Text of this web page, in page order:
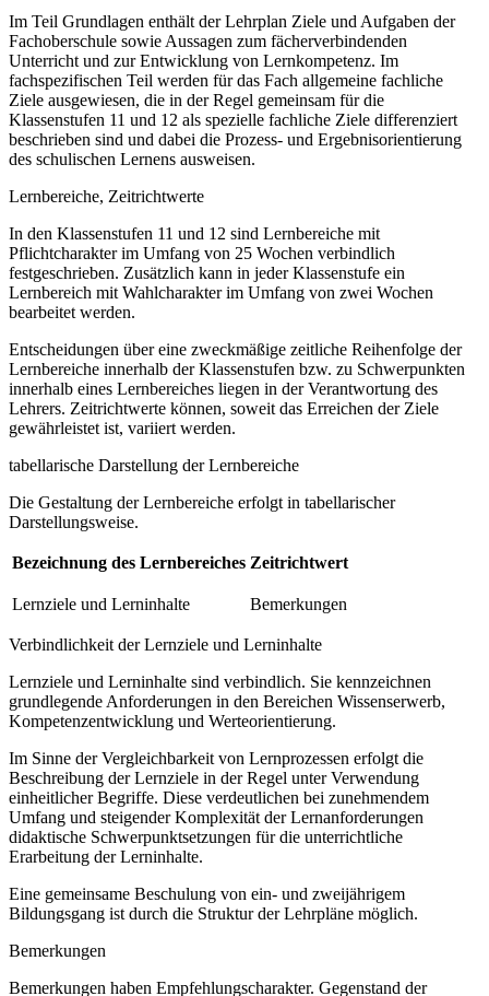
Im Teil Grundlagen enthält der Lehrplan Ziele und Aufgaben der
Fachoberschule sowie Aussagen zum fächerverbindenden
Unterricht und zur Entwicklung von Lernkompetenz. Im
fachspezifischen Teil werden für das Fach allgemeine fachliche
Ziele ausgewiesen, die in der Regel gemeinsam für die
Klassenstufen 11 und 12 als spezielle fachliche Ziele differenziert
beschrieben sind und dabei die Prozess- und Ergebnisorientierung
des schulischen Lernens ausweisen.
Lernbereiche, Zeitrichtwerte
In den Klassenstufen 11 und 12 sind Lernbereiche mit
Pflichtcharakter im Umfang von 25 Wochen verbindlich
festgeschrieben. Zusätzlich kann in jeder Klassenstufe ein
Lernbereich mit Wahlcharakter im Umfang von zwei Wochen
bearbeitet werden.
Entscheidungen über eine zweckmäßige zeitliche Reihenfolge der
Lernbereiche innerhalb der Klassenstufen bzw. zu Schwerpunkten
innerhalb eines Lernbereiches liegen in der Verantwortung des
Lehrers. Zeitrichtwerte können, soweit das Erreichen der Ziele
gewährleistet ist, variiert werden.
tabellarische Darstellung der Lernbereiche
Die Gestaltung der Lernbereiche erfolgt in tabellarischer
Darstellungsweise.
Bezeichnung des Lernbereiches Zeitrichtwert
Lernziele und Lerninhalte Bemerkungen
Verbindlichkeit der Lernziele und Lerninhalte
Lernziele und Lerninhalte sind verbindlich. Sie kennzeichnen
grundlegende Anforderungen in den Bereichen Wissenserwerb,
Kompetenzentwicklung und Werteorientierung.
Im Sinne der Vergleichbarkeit von Lernprozessen erfolgt die
Beschreibung der Lernziele in der Regel unter Verwendung
einheitlicher Begriffe. Diese verdeutlichen bei zunehmendem
Umfang und steigender Komplexität der Lernanforderungen
didaktische Schwerpunktsetzungen für die unterrichtliche
Erarbeitung der Lerninhalte.
Eine gemeinsame Beschulung von ein- und zweijährigem
Bildungsgang ist durch die Struktur der Lehrpläne möglich.
Bemerkungen
Bemerkungen haben Empfehlungscharakter. Gegenstand der